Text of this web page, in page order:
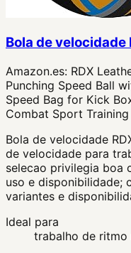
Bola de velocidade
Amazon.es: RDX
Punching Speed Ball
Speed Bag for Kick
Combat Sport Training
Bola de velocidade
de velocidade para
selecao privilegia boa
uso e disponibilidade;
variantes e
Ideal para
trabalho de ritmo